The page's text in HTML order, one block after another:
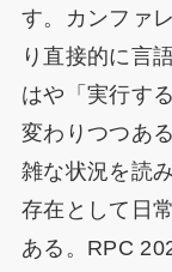
す。カンファ
り直接的に言
はや「実行す
変わりつつあ
雑な状況を読
存在として日
ある。RPC